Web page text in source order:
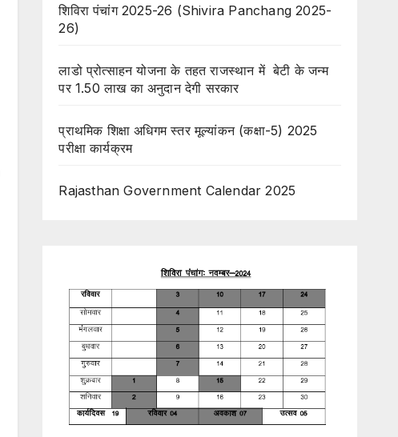
शिविरा पंचांग 2025-26 (Shivira Panchang 2025-
26)
लाडो प्रोत्साहन योजना के तहत राजस्थान में बेटी के जन्म
पर 1.50 लाख का अनुदान देगी सरकार
प्राथमिक शिक्षा अधिगम स्तर मूल्यांकन (कक्षा-5) 2025
परीक्षा कार्यक्रम
Rajasthan Government Calendar 2025